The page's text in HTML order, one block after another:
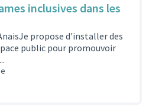
inclusives dans les
propose d'installer des
public pour promouvoir